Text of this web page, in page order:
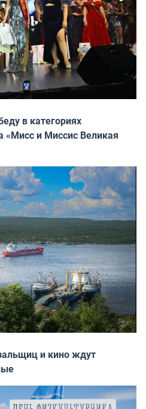
в категориях
«Мисс и Миссис Великая
и кино ждут